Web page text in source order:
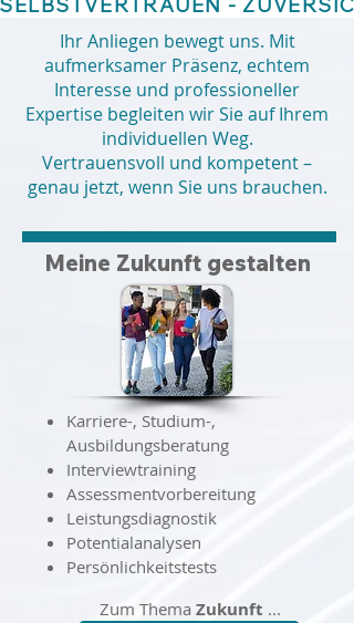
SELBSTVERTRAUEN -
Ihr Anliegen bewegt uns. Mit
aufmerksamer Präsenz, echtem
Interesse und professioneller
Expertise begleiten wir Sie auf Ihrem
individuellen Weg.
Vertrauensvoll und kompetent –
genau jetzt, wenn Sie uns brauchen.
Meine Zukunft gestalten
Karriere-, Studium-,
Ausbildungsberatung
Interviewtraining
Assessmentvorbereitung
Leistungsdiagnostik
Potentialanalysen
Persönlichkeitstests
Zum Thema Zukunft ...